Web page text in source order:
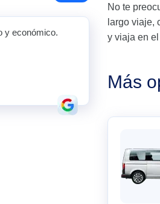
No te
largo viaje,
y viaja en
Más
y económico.